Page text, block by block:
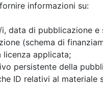
informazioni su:
data di pubblicazione e
(schema di
licenza applicata;
persistente della
ID relativi al